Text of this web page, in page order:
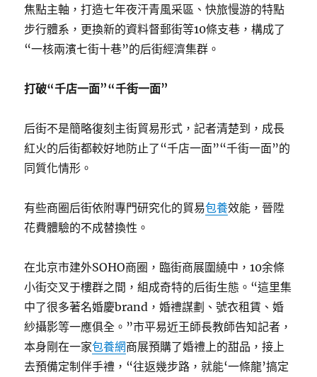
焦點主軸，打造七年夜汗青風采區、快旅慢游的特點
步行體系，更換新的資料督郵街等10條支巷，構成了
“一核兩濱七街十巷”的后街經濟集群。
打破“千店一面”“千街一面”
后街不是簡略復刻主街貿易形式，記者清楚到，成長
紅火的后街都較好地防止了“千店一面”“千街一面”的
同質化情形。
有些商圈后街依附專門研究化的貿易包養效能，晉陞
花費體驗的不成替換性。
在北京市建外SOHO商圈，臨街商展圍繞中，10余條
小街交叉于樓群之間，組成奇特的后街生態。“這里集
中了很多著名婚慶brand，婚禮謀劃、號衣租賃、婚
紗攝影等一應俱全。”市平易近王師長教師告知記者，
本身剛在一家包養網商展預購了婚禮上的甜品，接上
去預備定制伴手禮，“往返幾步路，就能‘一條龍’搞定